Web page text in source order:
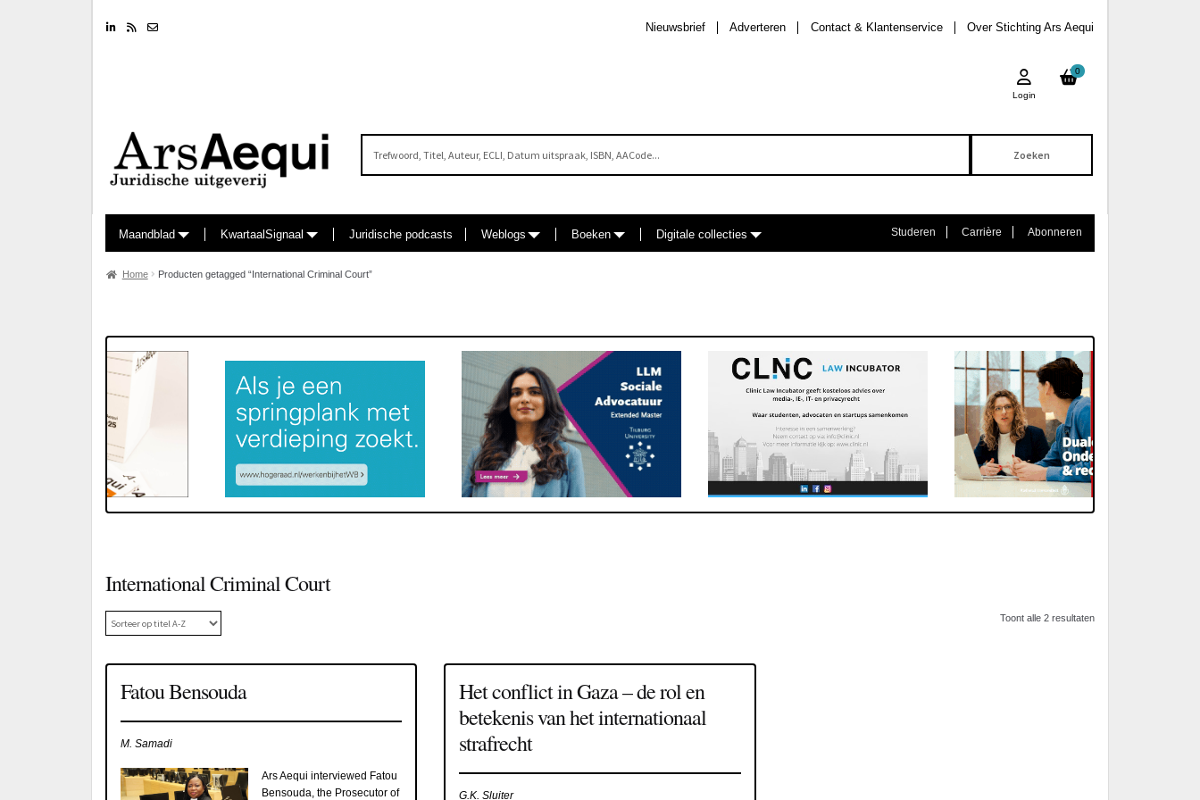
LinkedinRSS feed Over Stichting Ars Aequi
Contact & Klantenservice
Adverteren
Nieuwsbrief
0
Login
Maandblad KwartaalSignaal Juridische podcasts Weblogs Boeken Digitale collecties Studeren Carrière Abonneren
Home Producten getagged “International Criminal Court”
International Criminal Court
Toont alle 2 resultaten
Fatou Bensouda
M. Samadi
Ars Aequi interviewed Fatou
Bensouda, the Prosecutor of
Het conflict in Gaza – de rol en
betekenis van het internationaal
strafrecht
G.K. Sluiter